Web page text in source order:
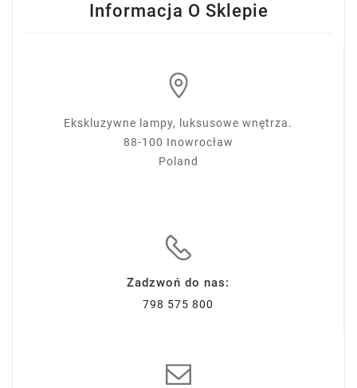
Informacja O Sklepie
Ekskluzywne lampy, luksusowe wnętrza.
88-100 Inowrocław
Poland
Zadzwoń do nas:
798 575 800